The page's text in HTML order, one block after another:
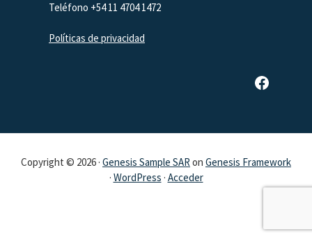
Teléfono +54 11 4704 1472
Políticas de privacidad
Página de Facebook de SAR
Copyright © 2026 · Genesis Sample SARon Genesis Framework
· WordPress · Acceder